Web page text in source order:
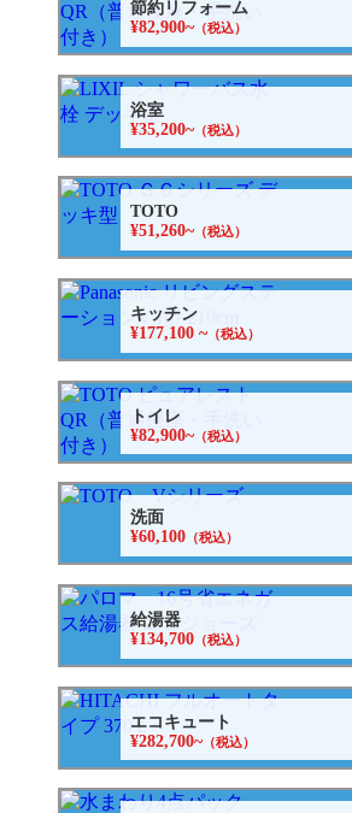
節約リフォーム
¥82,900~（税込）
浴室
¥35,200~（税込）
TOTO
¥51,260~（税込）
キッチン
¥177,100 ~（税込）
トイレ
¥82,900~（税込）
洗面
¥60,100 （税込）
給湯器
¥134,700 （税込）
エコキュート
¥282,700~（税込）